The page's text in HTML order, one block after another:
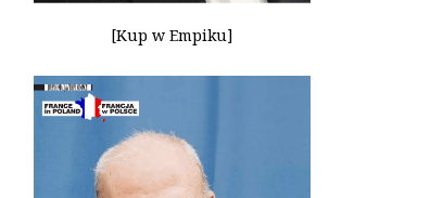
[Kup w Empiku]